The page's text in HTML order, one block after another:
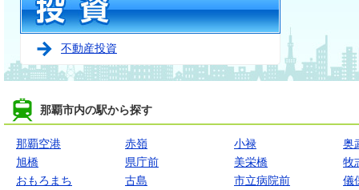
不動産投資
那覇市内の駅から探す
那覇空港 赤嶺 小禄
奥
旭橋
県庁前 美栄橋
牧
おもろまち
古島 市立病院前
儀